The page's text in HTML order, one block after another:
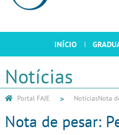
INÍCIO
Notícias
Portal FAJE NotíciasNota
Nota de pesar: